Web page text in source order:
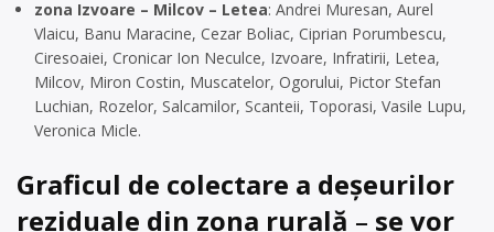
zona Izvoare – Milcov – Letea: Andrei Muresan, Aurel
Vlaicu, Banu Maracine, Cezar Boliac, Ciprian Porumbescu,
Ciresoaiei, Cronicar Ion Neculce, Izvoare, Infratirii, Letea,
Milcov, Miron Costin, Muscatelor, Ogorului, Pictor Stefan
Luchian, Rozelor, Salcamilor, Scanteii, Toporasi, Vasile Lupu,
Veronica Micle.
Graficul de colectare a deșeurilor
reziduale din zona rurală – se vor